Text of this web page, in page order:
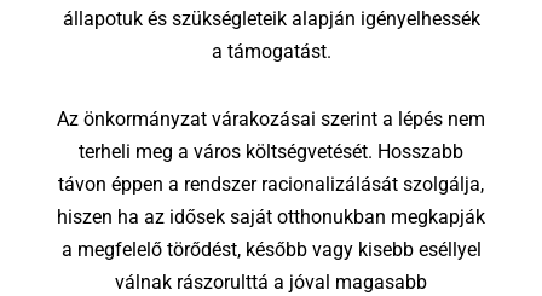
állapotuk és szükségleteik alapján igényelhessék
a támogatást.
Az önkormányzat várakozásai szerint a lépés nem
terheli meg a város költségvetését. Hosszabb
távon éppen a rendszer racionalizálását szolgálja,
hiszen ha az idősek saját otthonukban megkapják
a megfelelő törődést, később vagy kisebb eséllyel
válnak rászorulttá a jóval magasabb